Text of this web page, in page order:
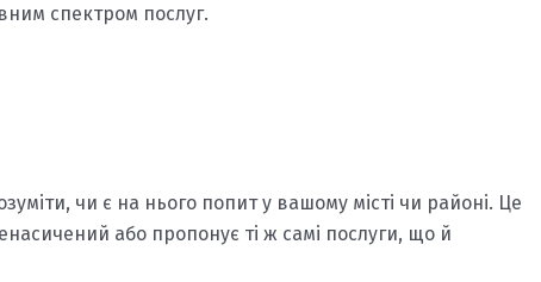
спектром послуг.
чи є на нього попит у вашому місті чи районі. Це
або пропонує ті ж самі послуги, що й